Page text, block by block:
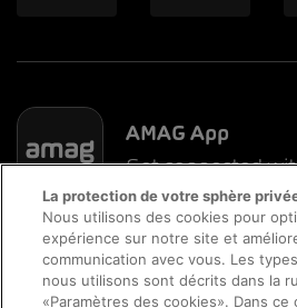
AMAG App
Get connected
La protection de votre sphère
Nous utilisons des cookies pour
expérience sur notre site et
communication avec vous. Les
nous utilisons sont décrits dans la
«Paramètres des cookies». Dans